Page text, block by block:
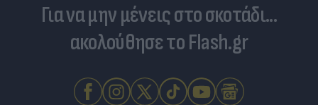
Για να μην μένεις στο σκοτάδι...
ακολούθησε το Flash.gr